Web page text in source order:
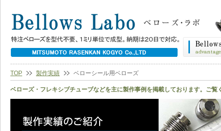
TOP 製作実績 ベローシール用ベローズ
ベローズ・フレキシブチューブなどを主に製作事例を掲載しております。ご覧